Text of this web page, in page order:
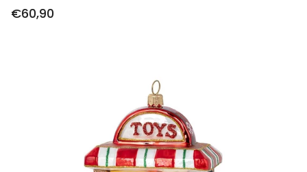
€60,90